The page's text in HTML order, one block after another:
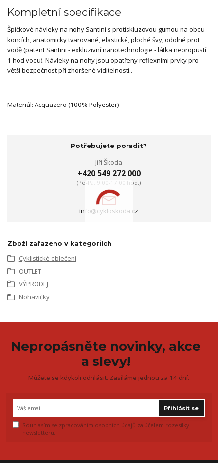
Kompletní specifikace
Špičkové návleky na nohy Santini s protiskluzovou gumou na obou
koncích, anatomicky tvarované, elastické, ploché švy, odolné proti
vodě (patent Santini - exkluzivní nanotechnologie - látka nepropustí
1 hod vodu). Návleky na nohy jsou opatřeny reflexními prvky pro
větší bezpečnost při zhoršené viditelnosti..
Materiál: Acquazero (100% Polyester)
Potřebujete poradit?
Jiří Škoda
+420 549 272 000
(Po-Pá, 9:00-17:00 hod.)
info@cykloskoda.cz
Zboží zařazeno v kategoriích
Cyklistické oblečení
OUTLET
VÝPRODEJ
Nohavičky
Nepropásněte novinky, akce
a slevy!
Můžete se kdykoli odhlásit. Zasíláme jednou za 14 dní.
Přihlásit se
Souhlasím se zpracováním osobních údajů za účelem rozesílky
newsletteru.